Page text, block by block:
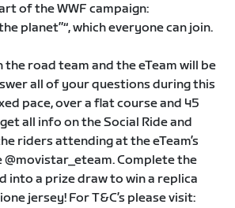
of the WWF campaign:
planet”“, which everyone can join.
road team and the eTeam will be
all of your questions during this
pace, over a flat course and 45
all info on the Social Ride and
riders attending at the eTeam’s
Complete the
into a prize draw to win a replica
jersey! For T&C’s please visit: